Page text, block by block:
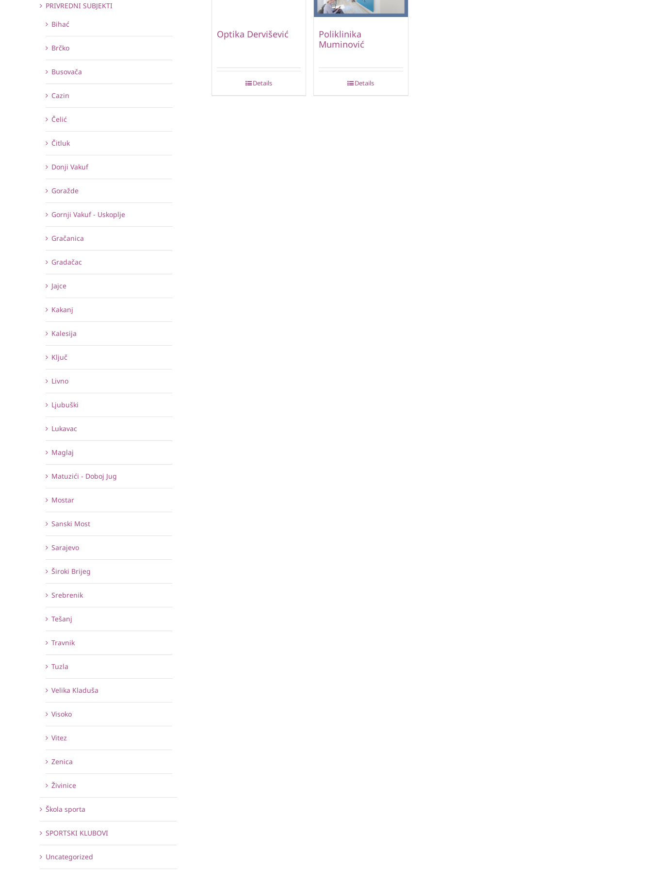
Optika Dervišević
Details
Poliklinika
Muminović
Details
PRIVREDNI SUBJEKTI
Bihać
Brčko
Busovača
Cazin
Čelić
Čitluk
Donji Vakuf
Goražde
Gornji Vakuf - Uskoplje
Gračanica
Gradačac
Jajce
Kakanj
Kalesija
Ključ
Livno
Ljubuški
Lukavac
Maglaj
Matuzići - Doboj Jug
Mostar
Sanski Most
Sarajevo
Široki Brijeg
Srebrenik
Tešanj
Travnik
Tuzla
Velika Kladuša
Visoko
Vitez
Zenica
Živinice
Škola sporta
SPORTSKI KLUBOVI
Uncategorized